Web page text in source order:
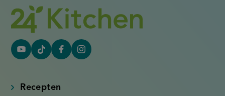
YouTube
link)
Tiktok
link)
FacebookInstagram
Recepten